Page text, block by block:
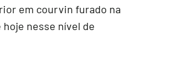
em courvin furado na
nesse nível de